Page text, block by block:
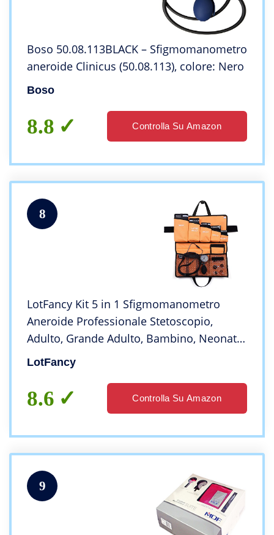
Boso 50.08.113BLACK – Sfigmomanometro
aneroide Clinicus (50.08.113), colore: Nero
Boso
8.8 Controlla Su Amazon
8
LotFancy Kit 5 in 1 Sfigmomanometro
Aneroide Professionale Stetoscopio,
Adulto, Grande Adulto, Bambino, Neonato,
Polsini Della Coscia e Custodia Portatile
LotFancy
8.6 Controlla Su Amazon
9